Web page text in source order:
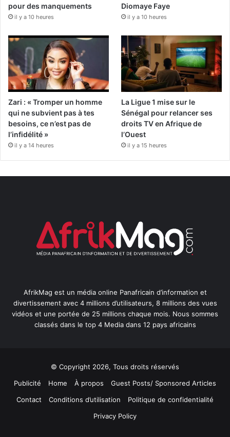
pour des manquements
il y a 10 heures
Diomaye Faye
il y a 10 heures
Zari : « Tromper un homme
qui ne subvient pas à tes
besoins, ce n’est pas de
l’infidélité »
il y a 14 heures
La Ligue 1 mise sur le
Sénégal pour relancer ses
droits TV en Afrique de
l’Ouest
il y a 15 heures
AfrikMag est un média online Panafricain d’information et
divertissement avec 4 millions d’utilisateurs, 8 millions des vues
vidéos et une portée de 25 millions chaque mois. Nous sommes
classés dans le top 4 Media dans 12 pays africains
© Copyright 2026, Tous droits réservés
Publicité
Home À propos
Guest Posts/ Sponsored Articles
Contact
Conditions d’utilisation
Politique de confidentialité
Privacy Policy